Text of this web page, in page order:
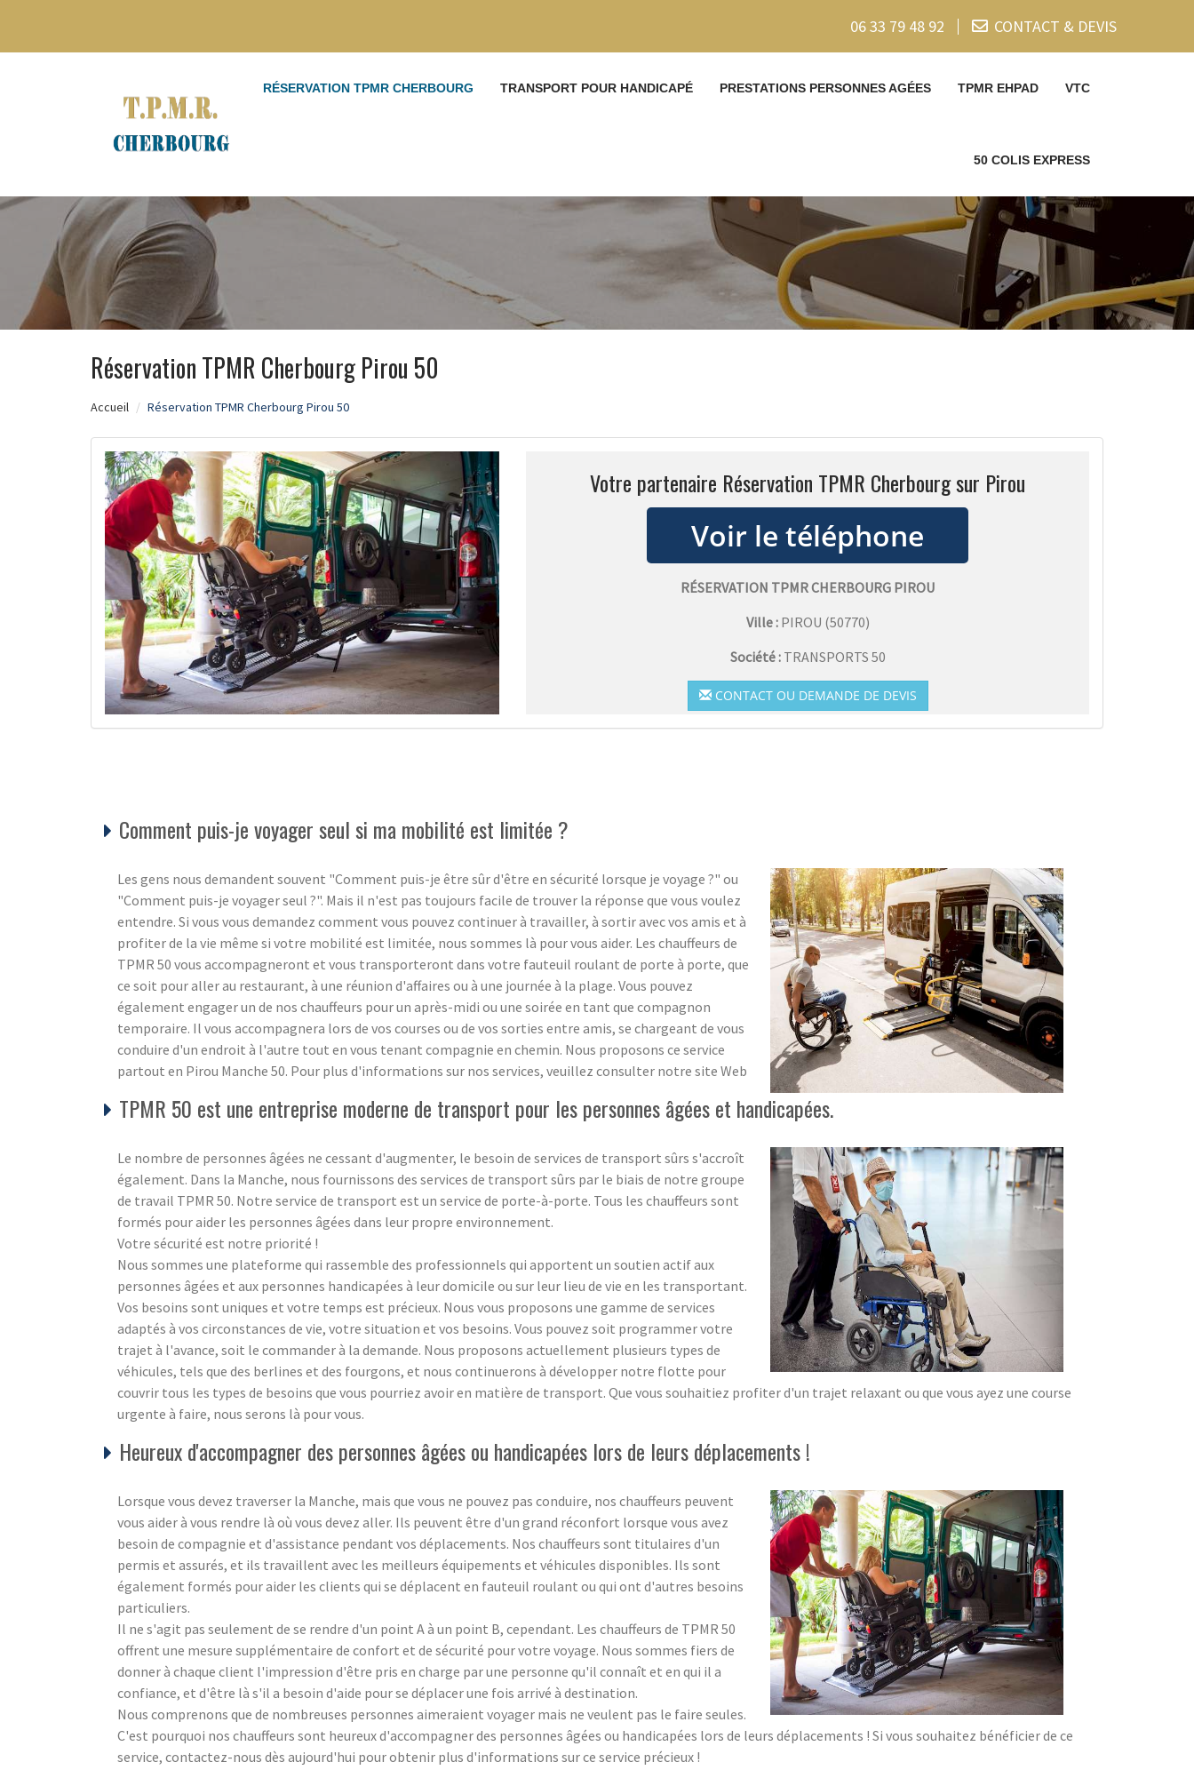
06 33 79 48 92 CONTACT & DEVIS
RÉSERVATION TPMR CHERBOURG TRANSPORT POUR HANDICAPÉ PRESTATIONS PERSONNES AGÉES TPMR EHPAD VTC
50 COLIS EXPRESS
Réservation TPMR Cherbourg Pirou 50
Accueil Réservation TPMR Cherbourg Pirou 50
Votre partenaire Réservation TPMR Cherbourg sur Pirou
RÉSERVATION TPMR CHERBOURG PIROU
Ville : PIROU (50770)
Société : TRANSPORTS 50
CONTACT OU DEMANDE DE DEVIS
Comment puis-je voyager seul si ma mobilité est limitée ?
Les gens nous demandent souvent "Comment puis-je être sûr d'être en sécurité lorsque je voyage ?" ou
"Comment puis-je voyager seul ?". Mais il n'est pas toujours facile de trouver la réponse que vous voulez
entendre. Si vous vous demandez comment vous pouvez continuer à travailler, à sortir avec vos amis et à
profiter de la vie même si votre mobilité est limitée, nous sommes là pour vous aider. Les chauffeurs de
TPMR 50 vous accompagneront et vous transporteront dans votre fauteuil roulant de porte à porte, que
ce soit pour aller au restaurant, à une réunion d'affaires ou à une journée à la plage. Vous pouvez
également engager un de nos chauffeurs pour un après-midi ou une soirée en tant que compagnon
temporaire. Il vous accompagnera lors de vos courses ou de vos sorties entre amis, se chargeant de vous
conduire d'un endroit à l'autre tout en vous tenant compagnie en chemin. Nous proposons ce service
partout en Pirou Manche 50. Pour plus d'informations sur nos services, veuillez consulter notre site Web
TPMR 50 est une entreprise moderne de transport pour les personnes âgées et handicapées.
Le nombre de personnes âgées ne cessant d'augmenter, le besoin de services de transport sûrs s'accroît
également. Dans la Manche, nous fournissons des services de transport sûrs par le biais de notre groupe
de travail TPMR 50. Notre service de transport est un service de porte-à-porte. Tous les chauffeurs sont
formés pour aider les personnes âgées dans leur propre environnement.
Votre sécurité est notre priorité !
Nous sommes une plateforme qui rassemble des professionnels qui apportent un soutien actif aux
personnes âgées et aux personnes handicapées à leur domicile ou sur leur lieu de vie en les transportant.
Vos besoins sont uniques et votre temps est précieux. Nous vous proposons une gamme de services
adaptés à vos circonstances de vie, votre situation et vos besoins. Vous pouvez soit programmer votre
trajet à l'avance, soit le commander à la demande. Nous proposons actuellement plusieurs types de
véhicules, tels que des berlines et des fourgons, et nous continuerons à développer notre flotte pour
couvrir tous les types de besoins que vous pourriez avoir en matière de transport. Que vous souhaitiez profiter d'un trajet relaxant ou que vous ayez une course
urgente à faire, nous serons là pour vous.
Heureux d'accompagner des personnes âgées ou handicapées lors de leurs déplacements !
Lorsque vous devez traverser la Manche, mais que vous ne pouvez pas conduire, nos chauffeurs peuvent
vous aider à vous rendre là où vous devez aller. Ils peuvent être d'un grand réconfort lorsque vous avez
besoin de compagnie et d'assistance pendant vos déplacements. Nos chauffeurs sont titulaires d'un
permis et assurés, et ils travaillent avec les meilleurs équipements et véhicules disponibles. Ils sont
également formés pour aider les clients qui se déplacent en fauteuil roulant ou qui ont d'autres besoins
particuliers.
Il ne s'agit pas seulement de se rendre d'un point A à un point B, cependant. Les chauffeurs de TPMR 50
offrent une mesure supplémentaire de confort et de sécurité pour votre voyage. Nous sommes fiers de
donner à chaque client l'impression d'être pris en charge par une personne qu'il connaît et en qui il a
confiance, et d'être là s'il a besoin d'aide pour se déplacer une fois arrivé à destination.
Nous comprenons que de nombreuses personnes aimeraient voyager mais ne veulent pas le faire seules.
C'est pourquoi nos chauffeurs sont heureux d'accompagner des personnes âgées ou handicapées lors de leurs déplacements ! Si vous souhaitez bénéficier de ce
service, contactez-nous dès aujourd'hui pour obtenir plus d'informations sur ce service précieux !